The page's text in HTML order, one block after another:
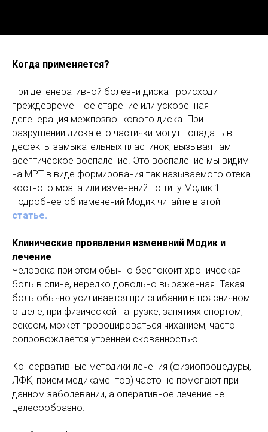
Когда применяется?
При дегенеративной болезни диска происходит
преждевременное старение или ускоренная
дегенерация межпозвонкового диска. При
разрушении диска его частички могут попадать в
дефекты замыкательных пластинок, вызывая там
асептическое воспаление. Это воспаление мы видим
на МРТ в виде формирования так называемого отека
костного мозга или изменений по типу Модик 1.
Подробнее об изменений Модик читайте в этой
статье.
Клинические проявления изменений Модик и
лечение
Человека при этом обычно беспокоит хроническая
боль в спине, нередко довольно выраженная. Такая
боль обычно усиливается при сгибании в поясничном
отделе, при физической нагрузке, занятиях спортом,
сексом, может провоцироваться чиханием, часто
сопровождается утренней скованностью.
Консервативные методики лечения (физиопроцедуры,
ЛФК, прием медикаментов) часто не помогают при
данном заболевании, а оперативное лечение не
целесообразно.